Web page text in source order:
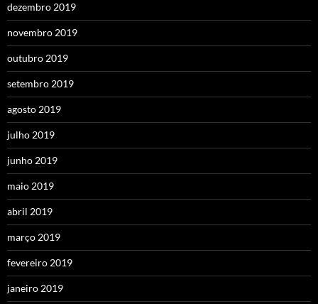
dezembro 2019
novembro 2019
outubro 2019
setembro 2019
agosto 2019
julho 2019
junho 2019
maio 2019
abril 2019
março 2019
fevereiro 2019
janeiro 2019